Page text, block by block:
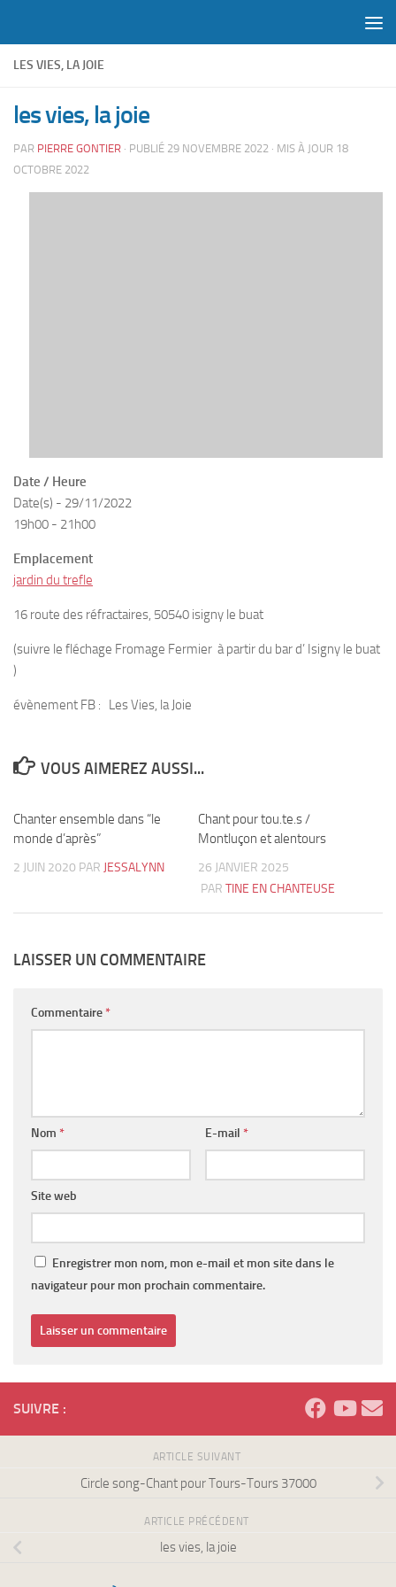
LES VIES, LA JOIE
les vies, la joie
PAR PIERRE GONTIER · PUBLIÉ 29 NOVEMBRE 2022 · MIS À JOUR 18
OCTOBRE 2022
Date / Heure
Date(s) - 29/11/2022
19h00 - 21h00
Emplacement
jardin du trefle
16 route des réfractaires, 50540 isigny le buat
(suivre le fléchage Fromage Fermier à partir du bar d’ Isigny le buat
)
évènement FB : Les Vies, la Joie
VOUS AIMEREZ AUSSI...
Chanter ensemble dans “le
monde d’après”
2 JUIN 2020 PAR JESSALYNN
Chant pour tou.te.s /
Montluçon et alentours
26 JANVIER 2025
PAR TINE EN CHANTEUSE
LAISSER UN COMMENTAIRE
Commentaire *
Nom * E-mail *
Site web
Enregistrer mon nom, mon e-mail et mon site dans le
navigateur pour mon prochain commentaire.
SUIVRE :
ARTICLE SUIVANT
Circle song-Chant pour Tours-Tours 37000
ARTICLE PRÉCÉDENT
les vies, la joie